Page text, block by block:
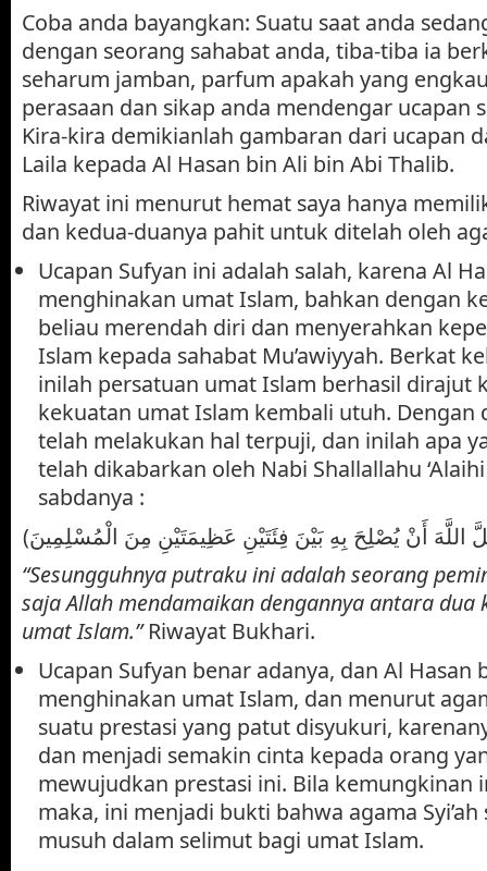
Coba anda bayangkan: Suatu saat anda
dengan seorang sahabat anda, tiba-tiba ia
seharum jamban, parfum apakah yang
perasaan dan sikap anda mendengar ucapan
Kira-kira demikianlah gambaran dari ucapan
Laila kepada Al Hasan bin Ali bin Abi Thalib.
Riwayat ini menurut hemat saya hanya
dan kedua-duanya pahit untuk ditelah oleh
Ucapan Sufyan ini adalah salah, karena Al
menghinakan umat Islam, bahkan dengan
beliau merendah diri dan menyerahkan
Islam kepada sahabat Mu’awiyyah. Berkat
inilah persatuan umat Islam berhasil dirajut
kekuatan umat Islam kembali utuh. Dengan
telah melakukan hal terpuji, dan inilah apa
telah dikabarkan oleh Nabi Shallallahu
sabdanya :
“Sesungguhnya putraku ini adalah seorang
saja Allah mendamaikan dengannya antara dua
umat Islam.”Riwayat Bukhari.
Ucapan Sufyan benar adanya, dan Al Hasan
menghinakan umat Islam, dan menurut
suatu prestasi yang patut disyukuri,
dan menjadi semakin cinta kepada orang
mewujudkan prestasi ini. Bila kemungkinan
maka, ini menjadi bukti bahwa agama
musuh dalam selimut bagi umat Islam.